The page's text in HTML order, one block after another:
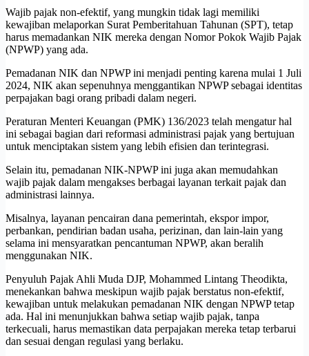
Wajib pajak non-efektif, yang mungkin tidak lagi memiliki
kewajiban melaporkan Surat Pemberitahuan Tahunan (SPT), tetap
harus memadankan NIK mereka dengan Nomor Pokok Wajib Pajak
(NPWP) yang ada.
Pemadanan NIK dan NPWP ini menjadi penting karena mulai 1 Juli
2024, NIK akan sepenuhnya menggantikan NPWP sebagai identitas
perpajakan bagi orang pribadi dalam negeri.
Peraturan Menteri Keuangan (PMK) 136/2023 telah mengatur hal
ini sebagai bagian dari reformasi administrasi pajak yang bertujuan
untuk menciptakan sistem yang lebih efisien dan terintegrasi.
Selain itu, pemadanan NIK-NPWP ini juga akan memudahkan
wajib pajak dalam mengakses berbagai layanan terkait pajak dan
administrasi lainnya.
Misalnya, layanan pencairan dana pemerintah, ekspor impor,
perbankan, pendirian badan usaha, perizinan, dan lain-lain yang
selama ini mensyaratkan pencantuman NPWP, akan beralih
menggunakan NIK.
Penyuluh Pajak Ahli Muda DJP, Mohammed Lintang Theodikta,
menekankan bahwa meskipun wajib pajak berstatus non-efektif,
kewajiban untuk melakukan pemadanan NIK dengan NPWP tetap
ada. Hal ini menunjukkan bahwa setiap wajib pajak, tanpa
terkecuali, harus memastikan data perpajakan mereka tetap terbarui
dan sesuai dengan regulasi yang berlaku.